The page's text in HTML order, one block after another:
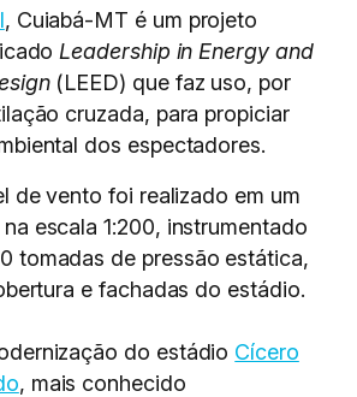
, Cuiabá-MT é um projeto
Leadership in Energy and
(LEED) que faz uso, por
cruzada, para propiciar
dos espectadores.
de vento foi realizado em um
escala 1:200, instrumentado
tomadas de pressão estática,
e fachadas do estádio.
do estádio Cícero
, mais conhecido